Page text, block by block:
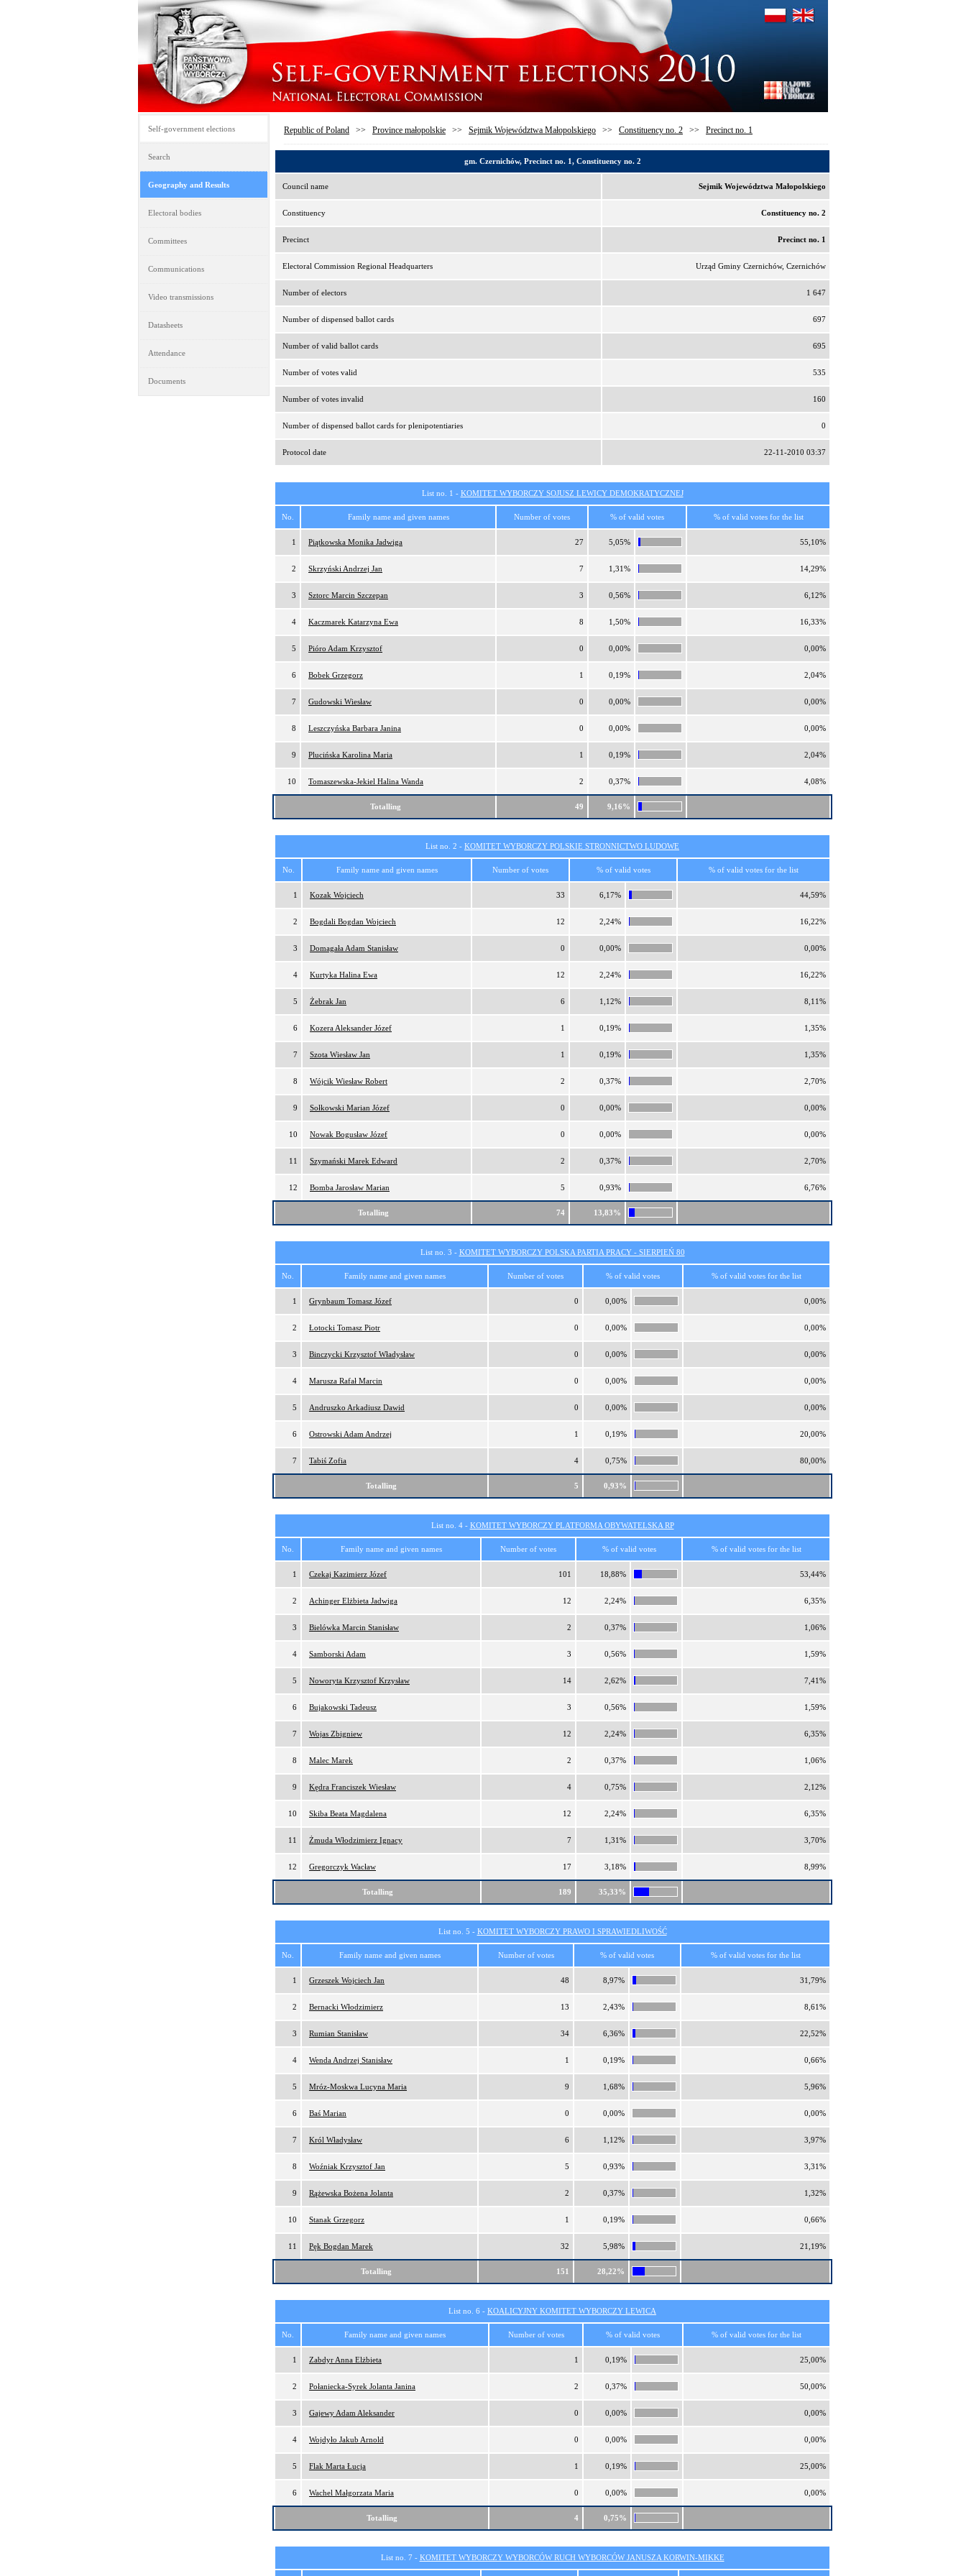
Self-government elections
Search
Geography and Results
Electoral bodies
Committees
Communications
Video transmissions
Datasheets
Attendance
Documents
Republic of Poland >> Province małopolskie >> Sejmik Województwa Małopolskiego >> Constituency no. 2 >> Precinct no. 1
gm. Czernichów, Precinct no. 1, Constituency no. 2
Council name Sejmik Województwa Małopolskiego
Constituency Constituency no. 2
Precinct Precinct no. 1
Electoral Commission Regional Headquarters Urząd Gminy Czernichów, Czernichów
Number of electors 1 647
Number of dispensed ballot cards 697
Number of valid ballot cards 695
Number of votes valid 535
Number of votes invalid 160
Number of dispensed ballot cards for plenipotentiaries 0
Protocol date 22-11-2010 03:37
List no. 1 - KOMITET WYBORCZY SOJUSZ LEWICY DEMOKRATYCZNEJ
No. Family name and given names Number of votes % of valid votes % of valid votes for the list
1 Piątkowska Monika Jadwiga 27 5,05% 55,10%
2 Skrzyński Andrzej Jan 7 1,31% 14,29%
3 Sztorc Marcin Szczepan 3 0,56% 6,12%
4 Kaczmarek Katarzyna Ewa 8 1,50% 16,33%
5 Pióro Adam Krzysztof 0 0,00% 0,00%
6 Bobek Grzegorz 1 0,19% 2,04%
7 Gudowski Wiesław 0 0,00% 0,00%
8 Leszczyńska Barbara Janina 0 0,00% 0,00%
9 Plucińska Karolina Maria 1 0,19% 2,04%
10 Tomaszewska-Jekiel Halina Wanda 2 0,37% 4,08%
Totalling 49 9,16%
List no. 2 - KOMITET WYBORCZY POLSKIE STRONNICTWO LUDOWE
No. Family name and given names Number of votes % of valid votes % of valid votes for the list
1 Kozak Wojciech 33 6,17% 44,59%
2 Bogdali Bogdan Wojciech 12 2,24% 16,22%
3 Domagała Adam Stanisław 0 0,00% 0,00%
4 Kurtyka Halina Ewa 12 2,24% 16,22%
5 Żebrak Jan 6 1,12% 8,11%
6 Kozera Aleksander Józef 1 0,19% 1,35%
7 Szota Wiesław Jan 1 0,19% 1,35%
8 Wójcik Wiesław Robert 2 0,37% 2,70%
9 Sołkowski Marian Józef 0 0,00% 0,00%
10 Nowak Bogusław Józef 0 0,00% 0,00%
11 Szymański Marek Edward 2 0,37% 2,70%
12 Bomba Jarosław Marian 5 0,93% 6,76%
Totalling 74 13,83%
List no. 3 - KOMITET WYBORCZY POLSKA PARTIA PRACY - SIERPIEŃ 80
No. Family name and given names Number of votes % of valid votes % of valid votes for the list
1 Grynbaum Tomasz Józef 0 0,00% 0,00%
2 Łotocki Tomasz Piotr 0 0,00% 0,00%
3 Binczycki Krzysztof Władysław 0 0,00% 0,00%
4 Marusza Rafał Marcin 0 0,00% 0,00%
5 Andruszko Arkadiusz Dawid 0 0,00% 0,00%
6 Ostrowski Adam Andrzej 1 0,19% 20,00%
7 Tabiś Zofia 4 0,75% 80,00%
Totalling 5 0,93%
List no. 4 - KOMITET WYBORCZY PLATFORMA OBYWATELSKA RP
No. Family name and given names Number of votes % of valid votes % of valid votes for the list
1 Czekaj Kazimierz Józef 101 18,88% 53,44%
2 Achinger Elżbieta Jadwiga 12 2,24% 6,35%
3 Bielówka Marcin Stanisław 2 0,37% 1,06%
4 Samborski Adam 3 0,56% 1,59%
5 Noworyta Krzysztof Krzysław 14 2,62% 7,41%
6 Bujakowski Tadeusz 3 0,56% 1,59%
7 Wojas Zbigniew 12 2,24% 6,35%
8 Malec Marek 2 0,37% 1,06%
9 Kędra Franciszek Wiesław 4 0,75% 2,12%
10 Skiba Beata Magdalena 12 2,24% 6,35%
11 Żmuda Włodzimierz Ignacy 7 1,31% 3,70%
12 Gregorczyk Wacław 17 3,18% 8,99%
Totalling 189 35,33%
List no. 5 - KOMITET WYBORCZY PRAWO I SPRAWIEDLIWOŚĆ
No. Family name and given names Number of votes % of valid votes % of valid votes for the list
1 Grzeszek Wojciech Jan 48 8,97% 31,79%
2 Bernacki Włodzimierz 13 2,43% 8,61%
3 Rumian Stanisław 34 6,36% 22,52%
4 Wenda Andrzej Stanisław 1 0,19% 0,66%
5 Mróz-Moskwa Lucyna Maria 9 1,68% 5,96%
6 Baś Marian 0 0,00% 0,00%
7 Król Władysław 6 1,12% 3,97%
8 Woźniak Krzysztof Jan 5 0,93% 3,31%
9 Rążewska Bożena Jolanta 2 0,37% 1,32%
10 Stanak Grzegorz 1 0,19% 0,66%
11 Pęk Bogdan Marek 32 5,98% 21,19%
Totalling 151 28,22%
List no. 6 - KOALICYJNY KOMITET WYBORCZY LEWICA
No. Family name and given names Number of votes % of valid votes % of valid votes for the list
1 Zabdyr Anna Elżbieta 1 0,19% 25,00%
2 Połaniecka-Syrek Jolanta Janina 2 0,37% 50,00%
3 Gajewy Adam Aleksander 0 0,00% 0,00%
4 Wojdyło Jakub Arnold 0 0,00% 0,00%
5 Flak Marta Łucja 1 0,19% 25,00%
6 Wachel Małgorzata Maria 0 0,00% 0,00%
Totalling 4 0,75%
List no. 7 - KOMITET WYBORCZY WYBORCÓW RUCH WYBORCÓW JANUSZA KORWIN-MIKKE